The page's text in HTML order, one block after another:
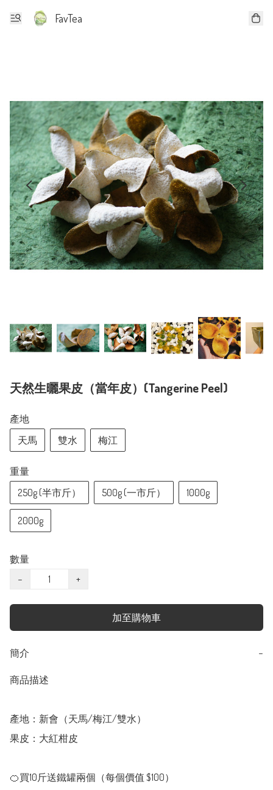
FavTea
天然生曬果皮（當年皮）(Tangerine Peel)
產地
天馬
雙水 梅江
重量
250g (半市斤）
500g (一市斤） 1000g
2000g
數量
−
+
加至購物車
簡介 −
商品描述
產地：新會（天馬/梅江/雙水）
果皮：大紅柑皮
🍊買10斤送鐵罐兩個（每個價值 $100）